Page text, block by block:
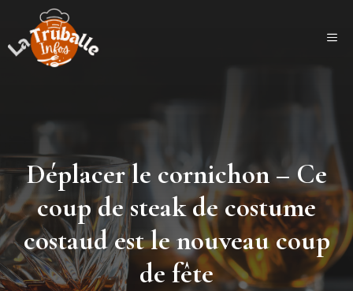
contenu
Déplacer le cornichon – Ce
coup de steak de costume
costaud est le nouveau coup
de fête